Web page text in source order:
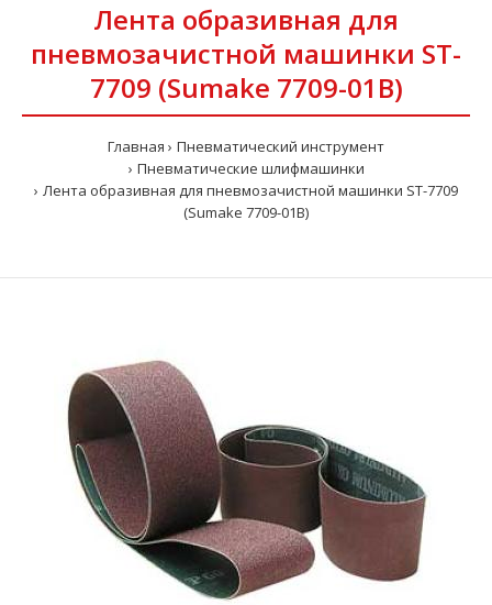
Лента образивная для
пневмозачистной машинки ST-
7709 (Sumake 7709-01B)
Главная
Пневматический инструмент
Пневматические шлифмашинки
Лента образивная для пневмозачистной машинки ST-7709
(Sumake 7709-01B)